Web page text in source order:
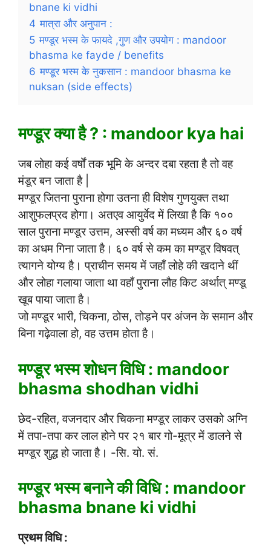
bnane ki vidhi
4 मात्रा और अनुपान :
5 मण्डूर भस्म के फायदे ,गुण और उपयोग : mandoor
bhasma ke fayde / benefits
6 मण्डूर भस्म के नुकसान : mandoor bhasma ke
nuksan (side effects)
मण्डूर क्या है ? : mandoor kya hai
जब लोहा कई वर्षों तक भूमि के अन्दर दबा रहता है तो वह
मंडूर बन जाता है |
मण्डूर जितना पुराना होगा उतना ही विशेष गुणयुक्त तथा
आशुफलप्रद होगा। अतएव आयुर्वेद में लिखा है कि १००
साल पुराना मण्डूर उत्तम, अस्सी वर्ष का मध्यम और ६० वर्ष
का अधम गिना जाता है। ६० वर्ष से कम का मण्डूर विषवत्
त्यागने योग्य है। प्राचीन समय में जहाँ लोहे की खदाने थीं
और लोहा गलाया जाता था वहाँ पुराना लौह किट अर्थात् मण्डू
खूब पाया जाता है।
जो मण्डूर भारी, चिकना, ठोस, तोड़ने पर अंजन के समान और
बिना गढ़ेवाला हो, वह उत्तम होता है।
मण्डूर भस्म शोधन विधि : mandoor
bhasma shodhan vidhi
छेद-रहित, वजनदार और चिकना मण्डूर लाकर उसको अग्नि
में तपा-तपा कर लाल होने पर २१ बार गो-मूत्र में डालने से
मण्डूर शुद्ध हो जाता है। -सि. यो. सं.
मण्डूर भस्म बनाने की विधि : mandoor
bhasma bnane ki vidhi
प्रथम विधि :